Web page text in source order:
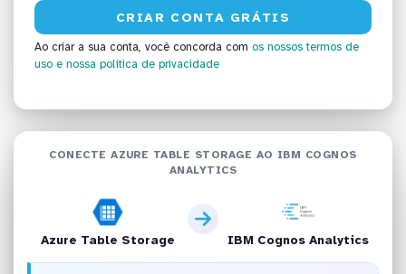
Ao criar a sua conta, você concorda com os nossos termos de
uso e nossa política de privacidade
CONECTE AZURE TABLE STORAGE AO IBM COGNOS
ANALYTICS
Azure Table Storage IBM Cognos Analytics